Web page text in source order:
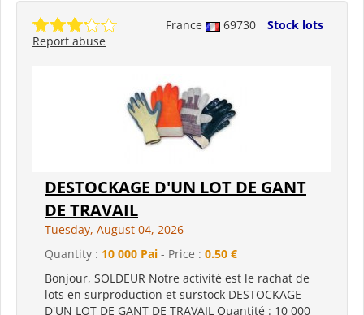
France 69730
Stock lots
Report abuse
DESTOCKAGE D'UN LOT DE GANT
DE TRAVAIL
Tuesday, August 04, 2026
Quantity : 10 000 Pai - Price : 0.50 €
Bonjour, SOLDEUR Notre activité est le rachat de
lots en surproduction et surstock DESTOCKAGE
D'UN LOT DE GANT DE TRAVAIL Quantité : 10 000